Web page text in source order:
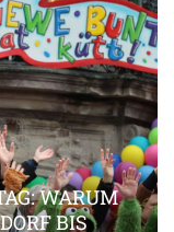
WARUM
BIS